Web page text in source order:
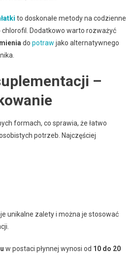
to doskonałe metody na codzienne
Dodatkowo warto rozważyć
do potraw jako alternatywnego
–
formach, co sprawia, że łatwo
potrzeb. Najczęściej
unikalne zalety i można je stosować
w postaci płynnej wynosi od 10 do 20